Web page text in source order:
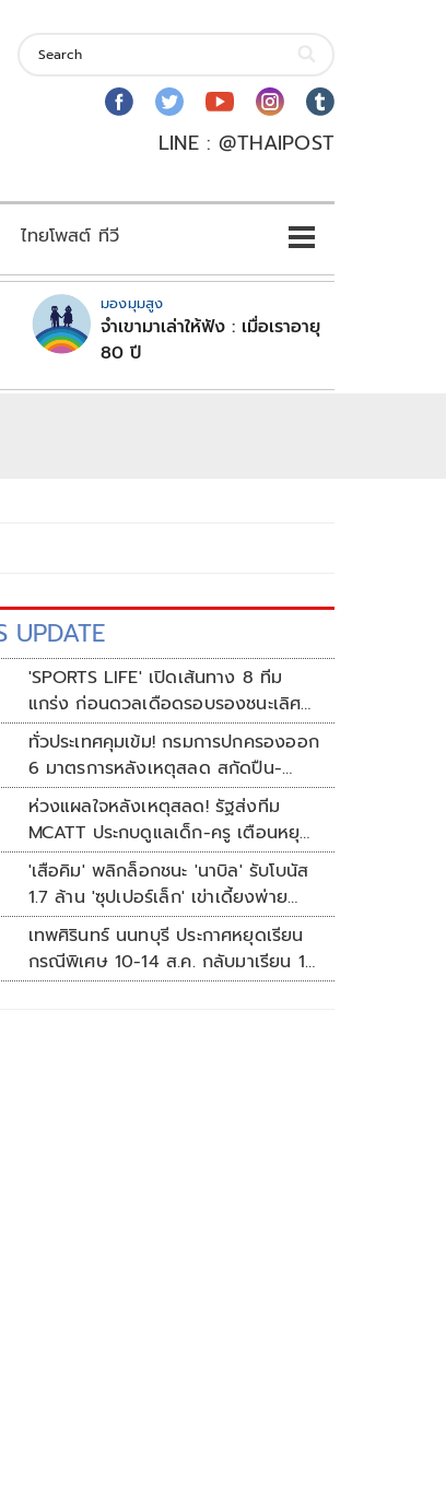
LINE : @THAIPOST
ไทยโพสต์ ทีวี
มองมุมสูง
จำเขามาเล่าให้ฟัง : เมื่อเราอายุ
80 ปี
UPDATE
'SPORTS LIFE' เปิดเส้นทาง 8 ทีม
แกร่ง ก่อนดวลเดือดรอบรองชนะเลิศ
ศึก 'วอลเลย์บอลนักเรียน แชมป์
กีฬา 7HD 2026'
ทั่วประเทศคุมเข้ม! กรมการปกครองออก
6 มาตรการหลังเหตุสลด สกัดปืน-
ป้องกันเลียนแบบ
ห่วงแผลใจหลังเหตุสลด! รัฐส่งทีม
MCATT ประกบดูแลเด็ก-ครู เตือนหยุด
แชร์ภาพรุนแรง
'เสือคิม' พลิกล็อกชนะ 'นาบิล' รับโบนัส
1.7 ล้าน 'ซุปเปอร์เล็ก' เข่าเดี้ยงพ่าย
TKO
เทพศิรินทร์ นนทบุรี ประกาศหยุดเรียน
กรณีพิเศษ 10-14 ส.ค. กลับมาเรียน 17
ส.ค.